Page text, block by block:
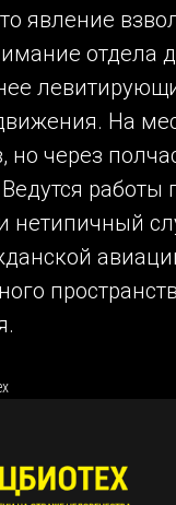
явление
отдела
На
но через
Ведутся
нетипичный